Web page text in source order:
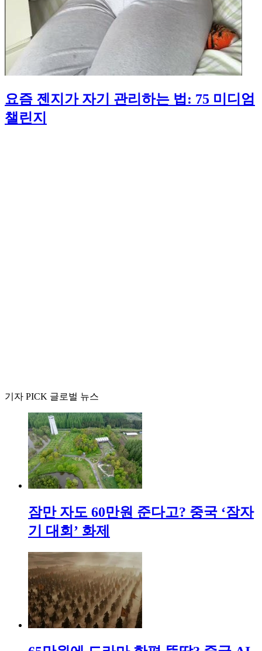
요즘 젠지가 자기 관리하는 법: 75 미디엄
챌린지
기자 PICK 글로벌 뉴스
잠만 자도 60만원 준다고? 중국 ‘잠자
기 대회’ 화제